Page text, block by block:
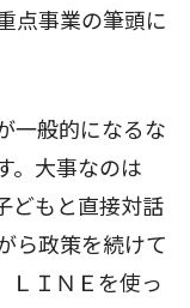
点事業の筆頭に
一般的になるな
。大事なのは
どもと直接対話
ら政策を続けて
ＬＩＮＥを使っ